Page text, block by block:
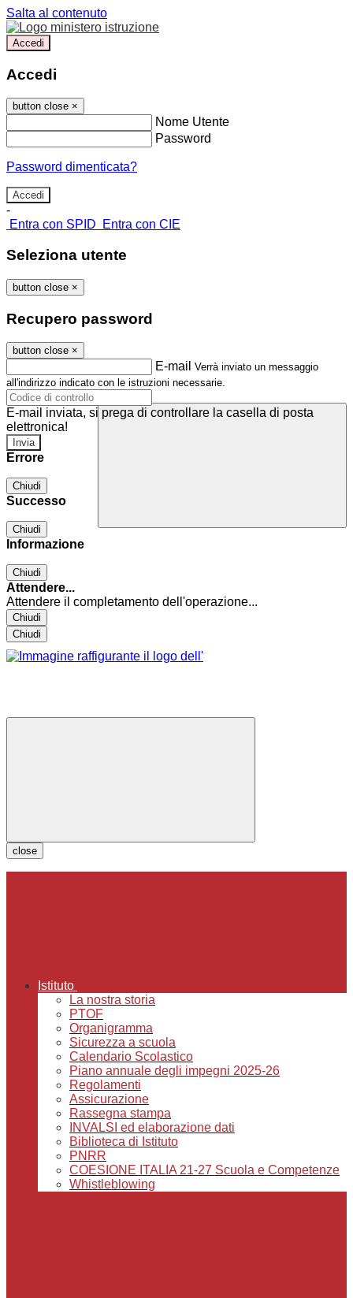
Salta al contenuto
Accedi
Accedi
button close ×
Nome Utente
Password
Password dimenticata?
-
Entra con SPID
Entra con CIE
Seleziona utente
button close ×
Recupero password
button close ×
E-mail Verrà inviato un messaggio
all'indirizzo indicato con le istruzioni necessarie.
E-mail inviata, si prega di controllare la casella di posta
elettronica!
Errore
Chiudi
Successo
Chiudi
Informazione
Chiudi
Attendere...
Attendere il completamento dell'operazione...
Chiudi
Chiudi
close
Istituto
La nostra storia
PTOF
Organigramma
Sicurezza a scuola
Calendario Scolastico
Piano annuale degli impegni 2025-26
Regolamenti
Assicurazione
Rassegna stampa
INVALSI ed elaborazione dati
Biblioteca di Istituto
PNRR
COESIONE ITALIA 21-27 Scuola e Competenze
Whistleblowing